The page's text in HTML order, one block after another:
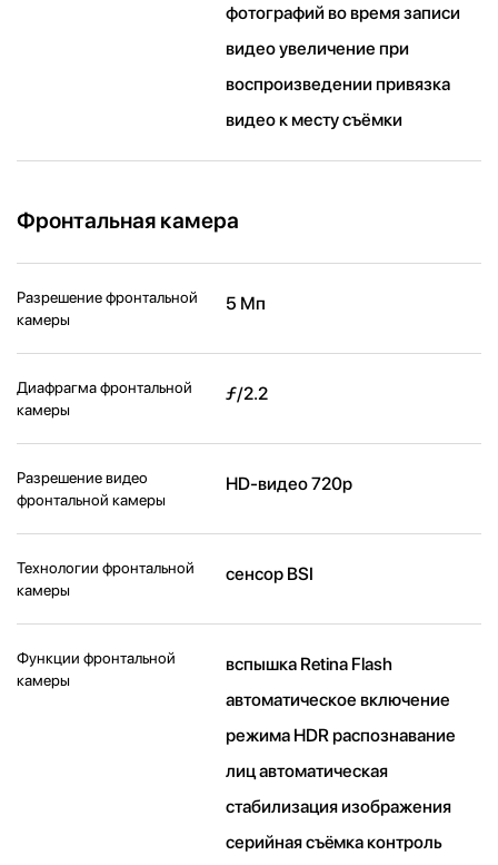
фотографий во время записи
видео увеличение при
воспроизведении привязка
видео к месту съёмки
Фронтальная камера
Разрешение фронтальной
камеры
5 Мп
Диафрагма фронтальной
камеры
ƒ/2.2
Разрешение видео
фронтальной камеры
HD-видео 720p
Технологии фронтальной
камеры
сенсор BSI
Функции фронтальной
камеры
вспышка Retina Flash
автоматическое включение
режима HDR распознавание
лиц автоматическая
стабилизация изображения
серийная съëмка контроль